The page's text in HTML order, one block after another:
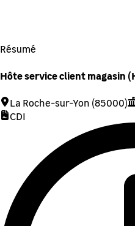
Résumé
Hôte service client magasin
La Roche-sur-Yon (85000)
CDI